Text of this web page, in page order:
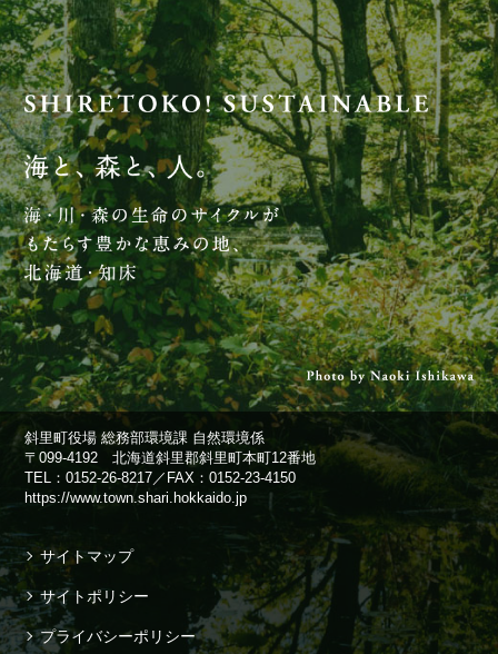
斜里町役場 総務部環境課 自然環境係
〒099-4192 北海道斜里郡斜里町本町12番地
TEL：0152-26-8217 ／FAX：0152-23-4150
https://www.town.shari.hokkaido.jp
サイトマップ
サイトポリシー
プライバシーポリシー